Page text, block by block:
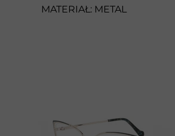
MATERIAŁ: METAL